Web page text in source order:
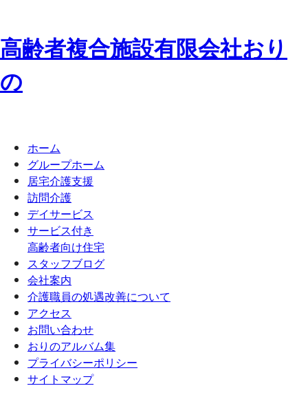
高齢者複合施設有限会社おり
の
ホーム
グループホーム
居宅介護支援
訪問介護
デイサービス
サービス付き
高齢者向け住宅
スタッフブログ
会社案内
介護職員の処遇改善について
アクセス
お問い合わせ
おりのアルバム集
プライバシーポリシー
サイトマップ